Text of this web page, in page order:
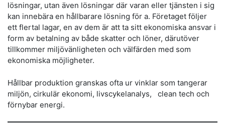
lösningar, utan även lösningar där varan eller tjänsten i sig
kan innebära en hållbarare lösning för a. Företaget följer
ett flertal lagar, en av dem är att ta sitt ekonomiska ansvar i
form av betalning av både skatter och löner, därutöver
tillkommer miljövänligheten och välfärden med som
ekonomiska möjligheter.
Hållbar produktion granskas ofta ur vinklar som tangerar
miljön, cirkulär ekonomi, livscykelanalys, clean tech och
förnybar energi.